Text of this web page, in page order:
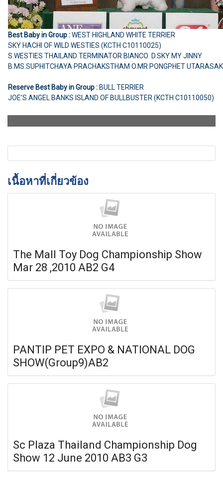
Best Baby in Group :WEST HIGHLAND WHITE TERRIER
SKY HACHI OF WILD WESTIES (KCTH C10110025)
S.WESTIES THAILAND TERMINATOR BIANCO D.SKY MY JINNY
B.MS.SUPHITCHAYA PRACHAKSTHAM O.MR.PONGPHET UTARASAK
Reserve Best Baby in Group :BULL TERRIER
JOE’S ANGEL BANKS ISLAND OF BULLBUSTER (KCTH C10110050)
เนื้อหาที่เกี่ยวข้อง
The Mall Toy Dog Championship Show
Mar 28 ,2010 AB2 G4
PANTIP PET EXPO & NATIONAL DOG
SHOW(Group9)AB2
Sc Plaza Thailand Championship Dog
Show 12 June 2010 AB3 G3